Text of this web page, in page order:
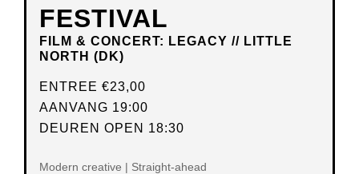
FESTIVAL
FILM & CONCERT: LEGACY // LITTLE
NORTH (DK)
ENTREE €23,00
AANVANG 19:00
DEUREN OPEN 18:30
Modern creative | Straight-ahead